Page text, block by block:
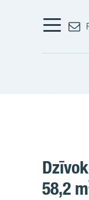
58,2 m